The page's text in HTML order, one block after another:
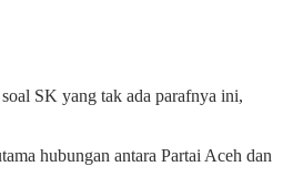
SK yang tak ada parafnya ini,
hubungan antara Partai Aceh dan